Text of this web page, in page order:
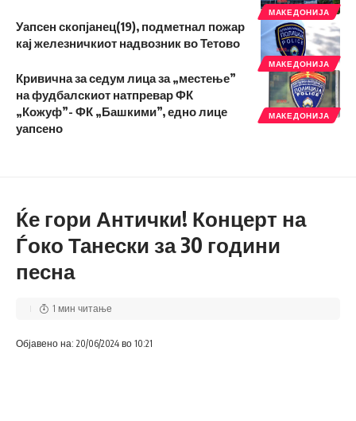
МАКЕДОНИЈА
МАКЕДОНИЈА
Уапсен скопјанец(19), подметнал пожар
кај железничкиот надвозник во Тетово
МАКЕДОНИЈА
Кривична за седум лица за „местење”
на фудбалскиот натпревар ФК
„Кожуф”- ФК „Башкими”, едно лице
уапсено
Ќе гори Антички! Концерт на
Ѓоко Танески за 30 години
песна
Објавено на: 20/06/2024 во 10:21
1 мин читање